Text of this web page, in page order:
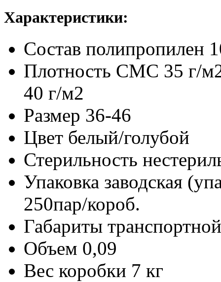
Характеристики:
Состав полипропилен
Плотность СМС 35 г/
40 г/м2
Размер 36-46
Цвет белый/голубой
Стерильность
Упаковка заводская
250пар/короб.
Габариты
Объем 0,09
Вес коробки 7 кг